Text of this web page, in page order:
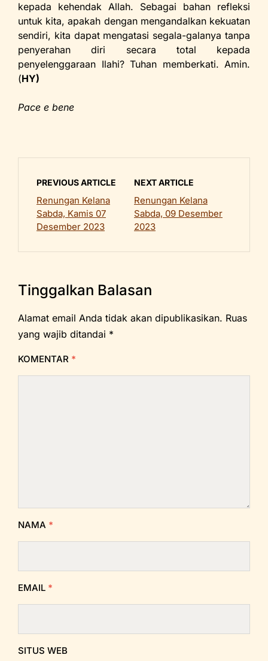
kepada kehendak Allah. Sebagai bahan refleksi
untuk kita, apakah dengan mengandalkan kekuatan
sendiri, kita dapat mengatasi segala-galanya tanpa
penyerahan diri secara total kepada
penyelenggaraan Ilahi? Tuhan memberkati. Amin.
(HY)
Pace e bene
PREVIOUS ARTICLE
Renungan Kelana
Sabda, Kamis 07
Desember 2023
NEXT ARTICLE
Renungan Kelana
Sabda, 09 Desember
2023
Tinggalkan Balasan
Alamat email Anda tidak akan dipublikasikan. Ruas
yang wajib ditandai *
KOMENTAR *
NAMA *
EMAIL *
SITUS WEB